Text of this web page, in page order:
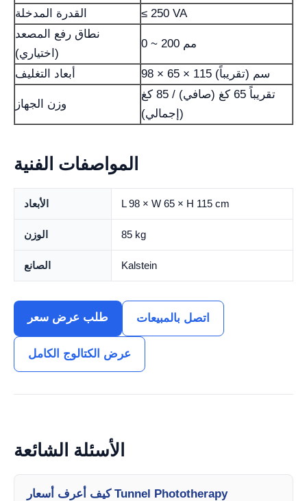
القدرة المدخلة
≤ 250 VA
نطاق رفع المصعد
(اختياري)
0 ~ 200 مم
أبعاد التغليف 98 × 65 × 115 سم (تقريباً)
وزن الجهاز
تقريباً 65 كغ (صافي) / 85 كغ
(إجمالي)
المواصفات الفنية
الأبعاد L 98 × W 65 × H 115 cm
الوزن 85 kg
الصانع Kalstein
طلب عرض سعر اتصل بالمبيعات
عرض الكتالوج الكامل
الأسئلة الشائعة
كيف أعرف أسعار Tunnel Phototherapy